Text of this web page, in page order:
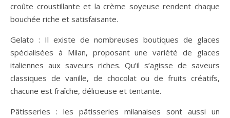
croûte croustillante et la crème soyeuse rendent chaque
bouchée riche et satisfaisante.
Gelato : Il existe de nombreuses boutiques de glaces
spécialisées à Milan, proposant une variété de glaces
italiennes aux saveurs riches. Qu’il s’agisse de saveurs
classiques de vanille, de chocolat ou de fruits créatifs,
chacune est fraîche, délicieuse et tentante.
Pâtisseries : les pâtisseries milanaises sont aussi un